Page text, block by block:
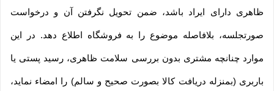
ظاهری دارای ایراد باشد، ضمن تحویل نگرفتن آن و درخواست
صورتجلسه، بلافاصله موضوع را به فروشگاه اطلاع دهد. در این
موارد چنانچه مشتری بدون بررسی سلامت ظاهری، رسید پستی یا
باربری (بمنزله دریافت کالا بصورت صحیح و سالم) را امضاء نماید،